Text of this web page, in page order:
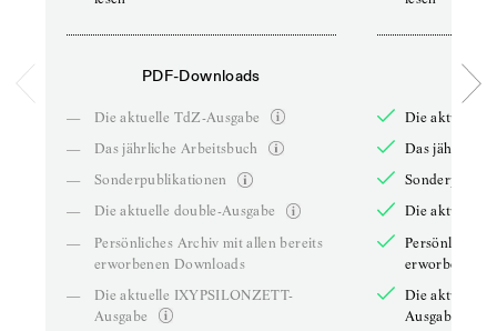
PDF-Downloads
—
Die aktuelle TdZ-Ausgabe
—
Das jährliche Arbeitsbuch
—
Sonderpublikationen
—
Die aktuelle double-Ausgabe
—
Persönliches Archiv mit allen bereits
erworbenen Downloads
—
Die aktuelle IXYPSILONZETT-
Ausgabe
Die aktuelle
Das jährliche
Die aktuelle
Persönliches
erworbenen
Die aktuelle
Ausgabe